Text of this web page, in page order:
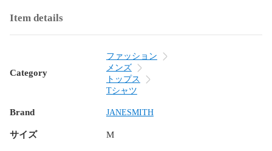
Item details
Category
ファッション
メンズ
トップス
Tシャツ
Brand JANESMITH
サイズ M